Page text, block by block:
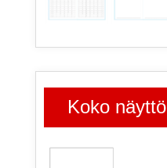
Koko näyttö